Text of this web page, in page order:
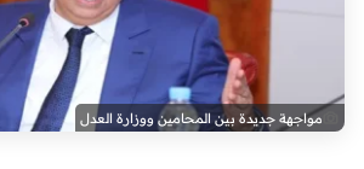
مواجهة جديدة بين المحامين ووزارة العدل